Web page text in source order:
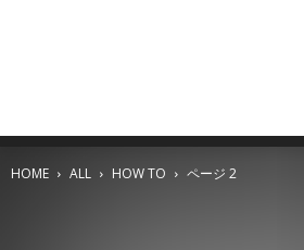
HOME ALL HOW TO ページ 2